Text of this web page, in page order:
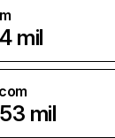
mil
mil